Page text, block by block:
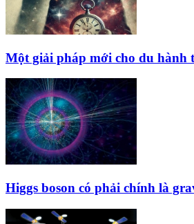
Một giải pháp mới cho du hành
Higgs boson có phải chính là